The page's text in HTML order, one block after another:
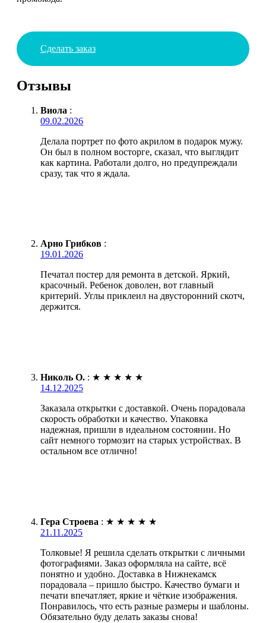
Сделать заказ
Отзывы
Виола :
09.02.2026
Делала портрет по фото акрилом в подарок мужу.
Он был в полном восторге, сказал, что выглядит
как картина. Работали долго, но предупреждали
сразу, так что я ждала.
Арно Грибков :
19.01.2026
Печатал постер для ремонта в детской. Яркий,
красочный. Ребенок доволен, вот главный
критерий. Углы приклеил на двусторонний скотч,
держится.
Николь О. : ★ ★ ★ ★ ★
14.12.2025
Заказала открытки с доставкой. Очень порадовала
скорость обработки и качество. Упаковка
надежная, пришли в идеальном состоянии. Но
сайт немного тормозит на старых устройствах. В
остальном все отлично!
Гера Строева : ★ ★ ★ ★ ★
21.11.2025
Толковые! Я решила сделать открытки с личными
фотографиями. Заказ оформляла на сайте, всё
понятно и удобно. Доставка в Нижнекамск
порадовала – пришло быстро. Качество бумаги и
печати впечатляет, яркие и чёткие изображения.
Понравилось, что есть разные размеры и шаблоны.
Обязательно буду делать заказы снова!